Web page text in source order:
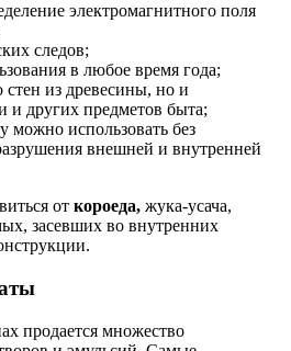
электромагнитного поля
следов;
в любое время года;
стен из древесины, но и
и других предметов быта;
можно использовать без
внешней и внутренней
от короеда, жука-усача,
засевших во внутренних
продается множество